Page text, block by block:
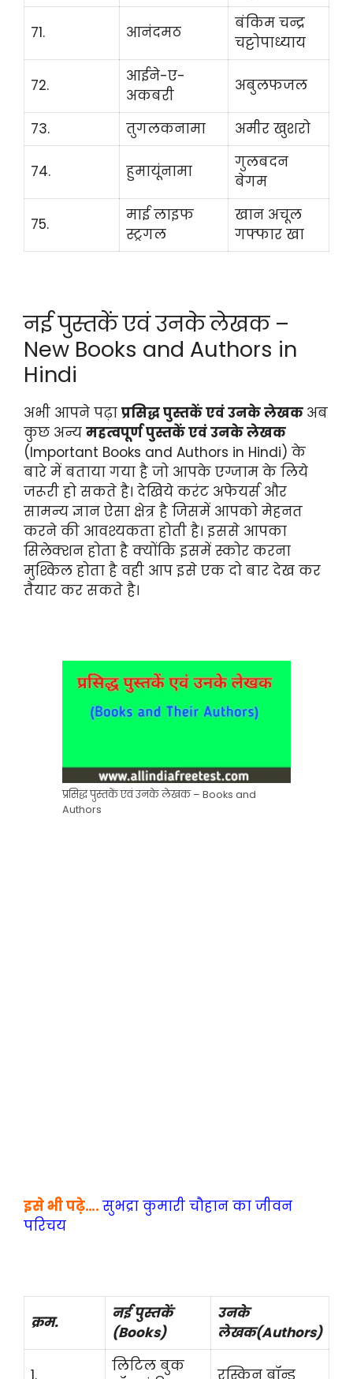
71. आनंदमठ
बंकिम चन्द्र
चट्टोपाध्याय
72.
आईने-ए-
अकबरी
अबुलफजल
73. तुगलकनामा अमीर खुशरो
74. हुमायूंनामा
गुलबदन
बेगम
75.
माई लाइफ
स्ट्रगल
खान अचूल
गफ्फार खा
नई पुस्तकें एवं उनके लेखक –
New Books and Authors in
Hindi
अभी आपने पढ़ा प्रसिद्ध पुस्तकें एवं उनके लेखक अब
कुछ अन्य महत्वपूर्ण पुस्तकें एवं उनके लेखक
(Important Books and Authors in Hindi) के
बारे में बताया गया है जो आपके एग्जाम के लिये
जरूरी हो सकते है। देखिये करंट अफेयर्स और
सामन्य ज्ञान ऐसा क्षेत्र है जिसमें आपको मेहनत
करने की आवश्यकता होती है। इससे आपका
सिलेक्शन होता है क्योंकि इसमें स्कोर करना
मुश्किल होता है वही आप इसे एक दो बार देख कर
तैयार कर सकते है।
प्रसिद्ध पुस्तकें एवं उनके लेखक – Books and
Authors
इसे भी पढ़े…. सुभद्रा कुमारी चौहान का जीवन
परिचय
क्रम.
नई पुस्तकें
(Books)
उनके
लेखक(Authors)
1.
लिटिल बुक
रस्किन बॉन्ड